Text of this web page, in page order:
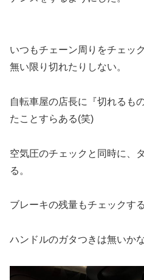
いつもチェーン周りをチェッ
無い限り切れたりしない。
自転車屋の店長に『切れるも
たことすらある(笑)
空気圧のチェックと同時に、
る。
ブレーキの残量もチェックする
ハンドルのガタつきは無いか